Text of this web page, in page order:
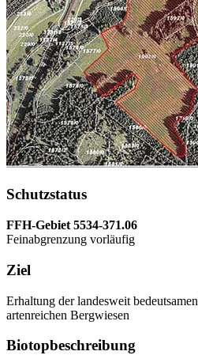
Schutzstatus
FFH-Gebiet 5534-371.06
Feinabgrenzung vorläufig
Ziel
Erhaltung der landesweit
artenreichen Bergwiesen
Biotopbeschreibung